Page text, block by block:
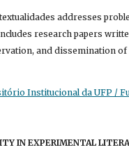
addresses
research papers
and dissemination
Institucional da UFP /
IN EXPERIMENTAL